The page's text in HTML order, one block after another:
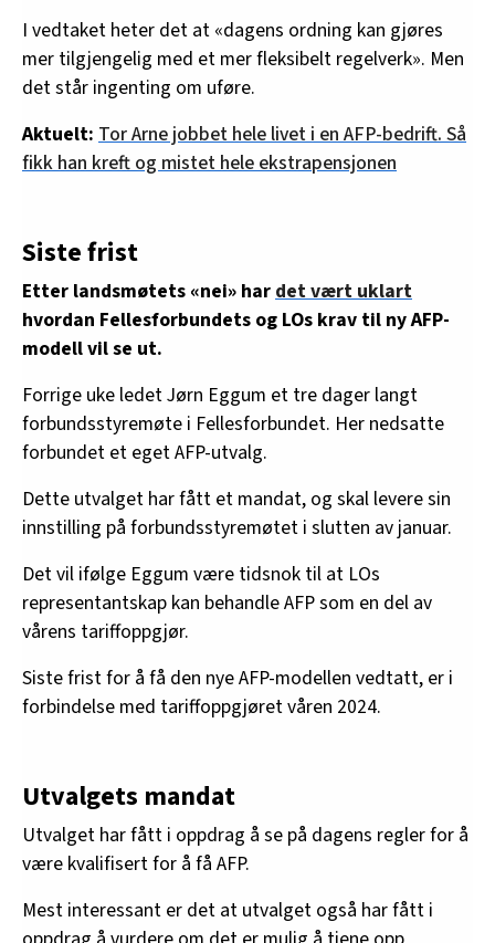
I vedtaket heter det at «dagens ordning kan gjøres
mer tilgjengelig med et mer fleksibelt regelverk». Men
det står ingenting om uføre.
Aktuelt: Tor Arne jobbet hele livet i en AFP-bedrift. Så
fikk han kreft og mistet hele ekstrapensjonen
Siste frist
Etter landsmøtets «nei» hardet vært uklart
hvordan Fellesforbundets og LOs krav til ny AFP-
modell vil se ut.
Forrige uke ledet Jørn Eggum et tre dager langt
forbundsstyremøte i Fellesforbundet. Her nedsatte
forbundet et eget AFP-utvalg.
Dette utvalget har fått et mandat, og skal levere sin
innstilling på forbundsstyremøtet i slutten av januar.
Det vil ifølge Eggum være tidsnok til at LOs
representantskap kan behandle AFP som en del av
vårens tariffoppgjør.
Siste frist for å få den nye AFP-modellen vedtatt, er i
forbindelse med tariffoppgjøret våren 2024.
Utvalgets mandat
Utvalget har fått i oppdrag å se på dagens regler for å
være kvalifisert for å få AFP.
Mest interessant er det at utvalget også har fått i